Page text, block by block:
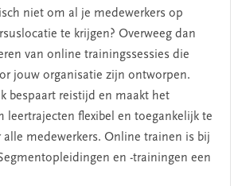
niet om al je medewerkers op
te krijgen? Overweeg dan
van online trainingssessies die
jouw organisatie zijn ontworpen.
bespaart reistijd en maakt het
leertrajecten flexibel en toegankelijk te
alle medewerkers. Online trainen is bij
en -trainingen een